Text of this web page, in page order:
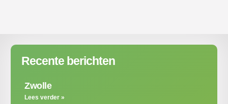
Recente berichten
Zwolle
Lees verder »